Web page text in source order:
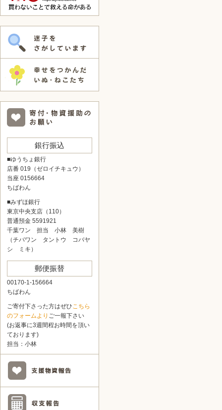
銀行振込
■ゆうちょ銀行
店番 019（ゼロイチキュウ）
当座 0156664
ちばわん
■みずほ銀行
東京中央支店（110）
普通預金 5591921
千葉ワン 担当 小林 美樹
（チバワン タントウ コバヤ
シ ミキ）
郵便振替
00170-1-156664
ちばわん
ご寄付下さった方はぜひこちら
のフォームより ご一報下さい
(お返事に3週間程お時間を頂い
ております)
担当：小林